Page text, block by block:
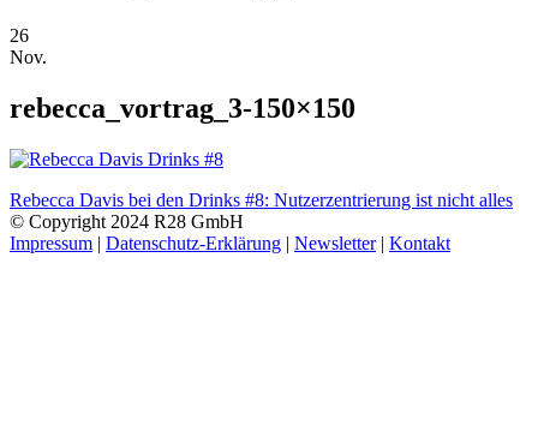
26
Nov.
rebecca_vortrag_3-150×150
Rebecca Davis bei den Drinks #8: Nutzerzentrierung ist nicht alles
© Copyright 2024 R28 GmbH
Impressum | Datenschutz-Erklärung | Newsletter| Kontakt